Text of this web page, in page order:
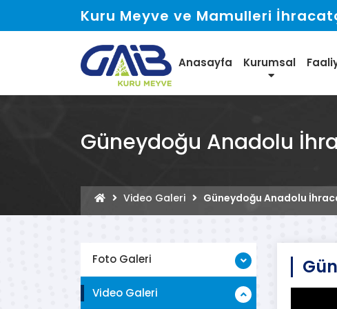
Kuru Meyve ve Mamulleri
Anasayfa Kurumsal
Güneydoğu Anadolu
Video Galeri Güneydoğu Anadolu
Foto Galeri
Video Galeri